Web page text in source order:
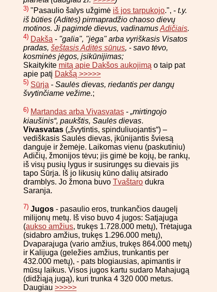
3) "Pasaulio šalys užgimė iš jos tarpukojo.", - t.y.
iš būties (Aditės) pirmapradžio chaoso dievų
motinos. Ji pagimdė dievus, vadinamusAdičiais.
4) Dakša - "galia", "jėga" arba vyriškasis Visatos
pradas, šeštasis Aditės sūnus, - savo tėvo,
kosminės jėgos, įsikūnijimas;
Skaitykite mitą apie Dakšos aukojimą o taip pat
apie patį Dakšą >>>>>
5) Sūrja - Saulės dievas, riedantis per dangų
švytinčiame vežime.;
6) Martandas arba Vivasvatas - „mirtingojo
kiaušinis“, paukštis, Saulės dievas.
Vivasvatas („švytintis, spinduliuojantis“) –
vediškasis Saulės dievas, įkūnijantis šviesą
danguje ir žemėje. Laikomas vienu (paskutiniu)
Adičių, žmonijos tėvu; jis gimė be kojų, be rankų,
iš visų pusių lygus ir susirungęs su dievais jis
tapo Sūrja. Iš jo likusių kūno dalių atsirado
dramblys. Jo žmona buvo Tvaštaro dukra
Saranja.
7) Jugos - pasaulio eros, trunkančios daugelį
milijonų metų. Iš viso buvo 4 jugos: Satjajuga
(aukso amžius, trukęs 1.728.000 metų), Trėtajuga
(sidabro amžius, trukęs 1.296.000 metų),
Dvaparajuga (vario amžius, trukęs 864.000 metų)
ir Kalijuga (geležies amžius, trunkantis per
432.000 metų), - pats blogiausias, apimantis ir
mūsų laikus. Visos jugos kartu sudaro Mahajugą
(didžiąją jugą), kuri trunka 4 320 000 metus.
Daugiau >>>>>